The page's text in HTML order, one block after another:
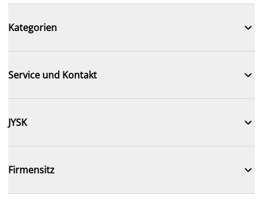
Kategorien 
Service und Kontakt 
JYSK 
Firmensitz 